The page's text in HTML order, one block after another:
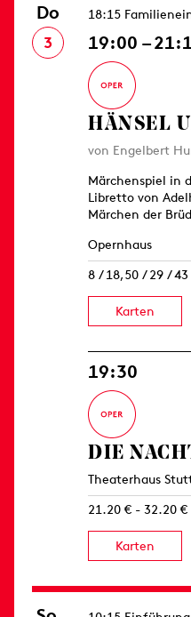
Do
3
18:15
19:00 –
HÄNSEL
von Engelbert
Märchenspiel in
Libretto von
Märchen der
Opernhaus
8 / 18,50 / 29 /
Karten
19:30
DIE
Theaterhaus
21.20 € - 32.20 €
Karten